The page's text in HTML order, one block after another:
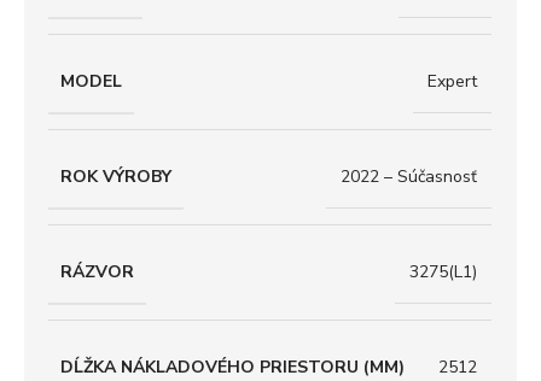
MODEL Expert
ROK VÝROBY 2022 – Súčasnosť
RÁZVOR 3275(L1)
DĹŽKA NÁKLADOVÉHO PRIESTORU (MM) 2512